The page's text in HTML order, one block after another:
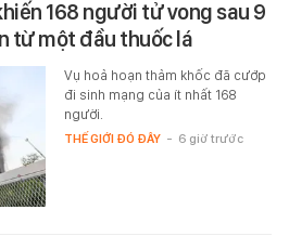
168 người tử vong sau 9
từ một đầu thuốc lá
Vụ hoả hoạn thảm khốc đã cướp
đi sinh mạng của ít nhất 168
người.
THẾ GIỚI ĐÓ ĐÂY - 6 giờ trước